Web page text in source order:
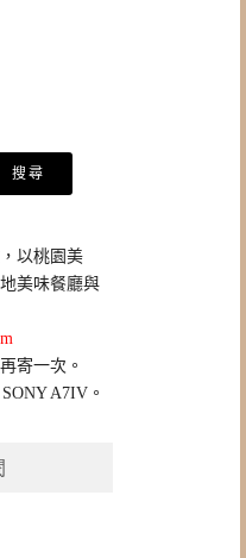
以桃園美
美味餐廳與
寄一次。
A7IV。